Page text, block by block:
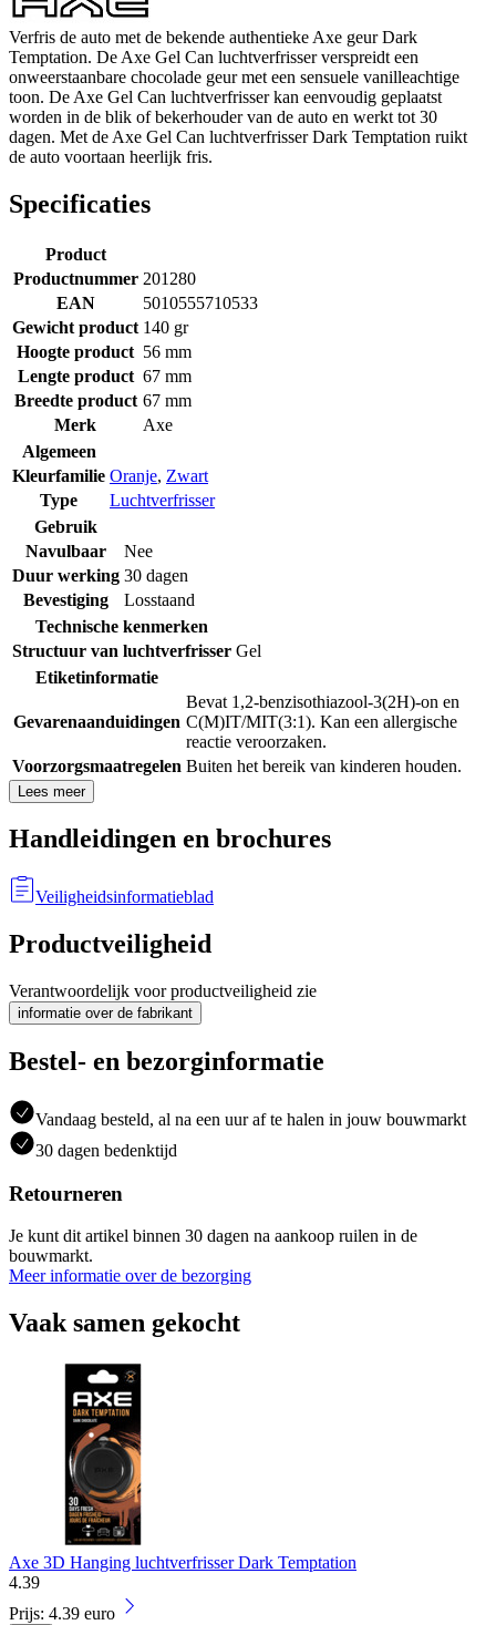
Verfris de auto met de bekende authentieke Axe geur Dark
Temptation. De Axe Gel Can luchtverfrisser verspreidt een
onweerstaanbare chocolade geur met een sensuele vanilleachtige
toon. De Axe Gel Can luchtverfrisser kan eenvoudig geplaatst
worden in de blik of bekerhouder van de auto en werkt tot 30
dagen. Met de Axe Gel Can luchtverfrisser Dark Temptation ruikt
de auto voortaan heerlijk fris.
Specificaties
Product
Productnummer 201280
EAN
5010555710533
Gewicht product 140 gr
Hoogte product 56 mm
Lengte product 67 mm
Breedte product 67 mm
Merk
Axe
Algemeen
Kleurfamilie Oranje, Zwart
Type
Luchtverfrisser
Gebruik
Navulbaar
Nee
Duur werking 30 dagen
Bevestiging
Losstaand
Technische kenmerken
Structuur van luchtverfrisser Gel
Etiketinformatie
Gevarenaanduidingen
Bevat 1,2-benzisothiazool-3(2H)-on en
C(M)IT/MIT(3:1). Kan een allergische
reactie veroorzaken.
Voorzorgsmaatregelen Buiten het bereik van kinderen houden.
Lees meer
Handleidingen en brochures
Veiligheidsinformatieblad
Productveiligheid
Verantwoordelijk voor productveiligheid zie
informatie over de fabrikant
Bestel- en bezorginformatie
Vandaag besteld, al na een uur af te halen in jouw bouwmarkt
30 dagen bedenktijd
Retourneren
Je kunt dit artikel binnen 30 dagen na aankoop ruilen in de
bouwmarkt.
Meer informatie over de bezorging
Vaak samen gekocht
Axe 3D Hanging luchtverfrisser Dark Temptation
4.39
Prijs: 4.39 euro